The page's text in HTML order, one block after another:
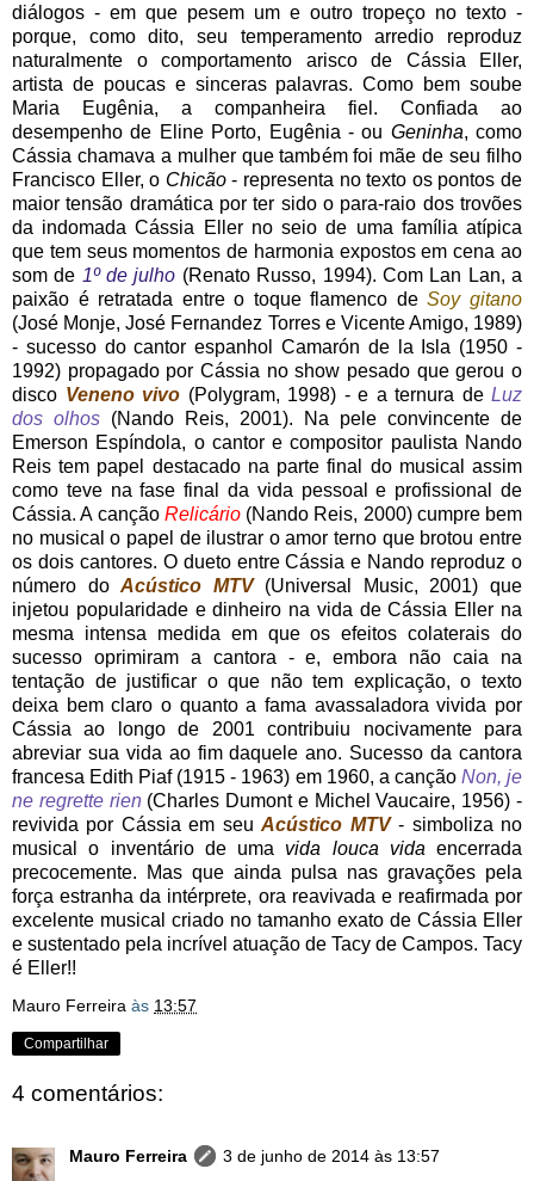
diálogos - em que pesem um e outro tropeço no texto -
porque, como dito, seu temperamento arredio reproduz
naturalmente o comportamento arisco de Cássia Eller,
artista de poucas e sinceras palavras. Como bem soube
Maria Eugênia, a companheira fiel. Confiada ao
desempenho de Eline Porto, Eugênia - ou Geninha, como
Cássia chamava a mulher que também foi mãe de seu filho
Francisco Eller, o Chicão- representa no texto os pontos de
maior tensão dramática por ter sido o para-raio dos trovões
da indomada Cássia Eller no seio de uma família atípica
que tem seus momentos de harmonia expostos em cena ao
som de 1º de julho (Renato Russo, 1994). Com Lan Lan, a
paixão é retratada entre o toque flamenco deSoy gitano
(José Monje, José Fernandez Torres e Vicente Amigo, 1989)
- sucesso do cantor espanhol Camarón de la Isla (1950 -
1992) propagado por Cássia no show pesado que gerou o
disco Veneno vivo (Polygram, 1998) - e a ternura de Luz
dos olhos (Nando Reis, 2001). Na pele convincente de
Emerson Espíndola, o cantor e compositor paulista Nando
Reis tem papel destacado na parte final do musical assim
como teve na fase final da vida pessoal e profissional de
Cássia. A canção Relicário(Nando Reis, 2000) cumpre bem
no musical o papel de ilustrar o amor terno que brotou entre
os dois cantores. O dueto entre Cássia e Nando reproduz o
número doAcústico MTV(Universal Music, 2001) que
injetou popularidade e dinheiro na vida de Cássia Eller na
mesma intensa medida em que os efeitos colaterais do
sucesso oprimiram a cantora - e, embora não caia na
tentação de justificar o que não tem explicação, o texto
deixa bem claro o quanto a fama avassaladora vivida por
Cássia ao longo de 2001 contribuiu nocivamente para
abreviar sua vida ao fim daquele ano. Sucesso da cantora
francesa Edith Piaf (1915 - 1963) em 1960, a canção Non, je
ne regrette rien(Charles Dumont e Michel Vaucaire, 1956) -
revivida por Cássia em seuAcústico MTV- simboliza no
musical o inventário de uma vida louca vida encerrada
precocemente. Mas que ainda pulsa nas gravações pela
força estranha da intérprete, ora reavivada e reafirmada por
excelente musical criado no tamanho exato de Cássia Eller
e sustentado pela incrível atuação de Tacy de Campos. Tacy
é Eller!!
Mauro Ferreira às 13:57
Compartilhar
4 comentários:
Mauro Ferreira
3 de junho de 2014 às 13:57